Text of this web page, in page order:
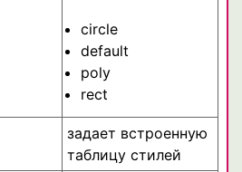
circle
default
poly
rect
задает встроенную
таблицу стилей